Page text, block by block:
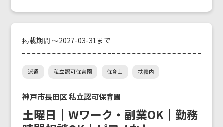
掲載期間 ～2027-03-31まで
派遣 私立認可保育園 保育士 扶養内
神戸市長田区 私立認可保育園
土曜日｜Wワーク・副業OK｜勤務